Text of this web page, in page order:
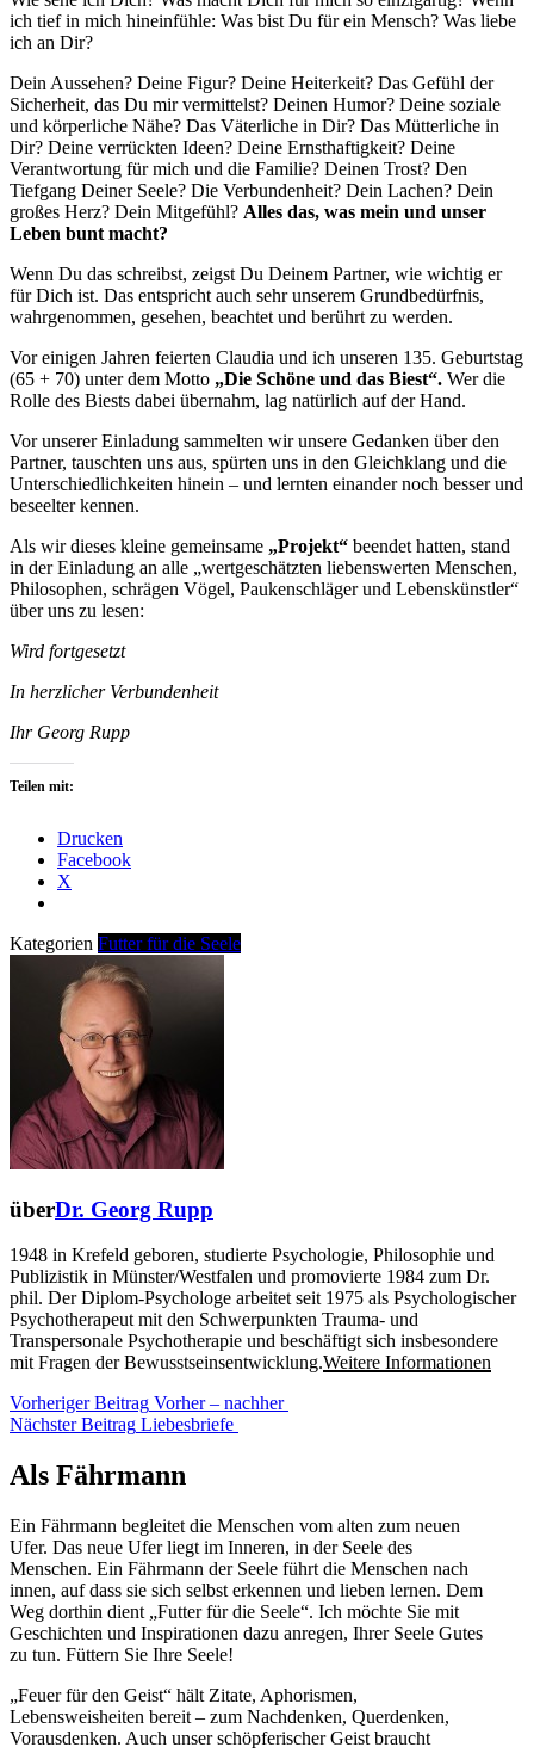
ich tief in mich hineinfühle: Was bist Du für ein Mensch? Was liebe
ich an Dir?
Dein Aussehen? Deine Figur? Deine Heiterkeit? Das Gefühl der
Sicherheit, das Du mir vermittelst? Deinen Humor? Deine soziale
und körperliche Nähe? Das Väterliche in Dir? Das Mütterliche in
Dir? Deine verrückten Ideen? Deine Ernsthaftigkeit? Deine
Verantwortung für mich und die Familie? Deinen Trost? Den
Tiefgang Deiner Seele? Die Verbundenheit? Dein Lachen? Dein
großes Herz? Dein Mitgefühl? Alles das, was mein und unser
Leben bunt macht?
Wenn Du das schreibst, zeigst Du Deinem Partner, wie wichtig er
für Dich ist. Das entspricht auch sehr unserem Grundbedürfnis,
wahrgenommen, gesehen, beachtet und berührt zu werden.
Vor einigen Jahren feierten Claudia und ich unseren 135. Geburtstag
(65 + 70) unter dem Motto „Die Schöne und das Biest“. Wer die
Rolle des Biests dabei übernahm, lag natürlich auf der Hand.
Vor unserer Einladung sammelten wir unsere Gedanken über den
Partner, tauschten uns aus, spürten uns in den Gleichklang und die
Unterschiedlichkeiten hinein – und lernten einander noch besser und
beseelter kennen.
Als wir dieses kleine gemeinsame „Projekt“ beendet hatten, stand
in der Einladung an alle „wertgeschätzten liebenswerten Menschen,
Philosophen, schrägen Vögel, Paukenschläger und Lebenskünstler“
über uns zu lesen:
Wird fortgesetzt
In herzlicher Verbundenheit
Ihr Georg Rupp
Teilen mit:
Drucken
Facebook
X
Kategorien Futter für die Seele
überDr. Georg Rupp
1948 in Krefeld geboren, studierte Psychologie, Philosophie und
Publizistik in Münster/Westfalen und promovierte 1984 zum Dr.
phil. Der Diplom-Psychologe arbeitet seit 1975 als Psychologischer
Psychotherapeut mit den Schwerpunkten Trauma- und
Transpersonale Psychotherapie und beschäftigt sich insbesondere
mit Fragen der Bewusstseinsentwicklung.Weitere Informationen
Beitragsnavigation
Vorheriger Beitrag Vorher – nachher
Nächster Beitrag Liebesbriefe
Als Fährmann
Ein Fährmann begleitet die Menschen vom alten zum neuen
Ufer. Das neue Ufer liegt im Inneren, in der Seele des
Menschen. Ein Fährmann der Seele führt die Menschen nach
innen, auf dass sie sich selbst erkennen und lieben lernen. Dem
Weg dorthin dient „Futter für die Seele“. Ich möchte Sie mit
Geschichten und Inspirationen dazu anregen, Ihrer Seele Gutes
zu tun. Füttern Sie Ihre Seele!
„Feuer für den Geist“ hält Zitate, Aphorismen,
Lebensweisheiten bereit – zum Nachdenken, Querdenken,
Vorausdenken. Auch unser schöpferischer Geist braucht